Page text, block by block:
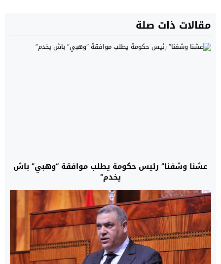
مقالات ذات صلة
عشنا وشفنا” رئيس حكومة يطلب موافقة “وهبي” باش
يخدم”